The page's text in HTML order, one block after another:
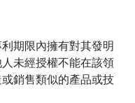
期限內擁有對其發明
未經授權不能在該領
銷售類似的產品或技